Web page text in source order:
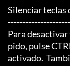
Silenciar teclas
Para
pido, pulse
activado.